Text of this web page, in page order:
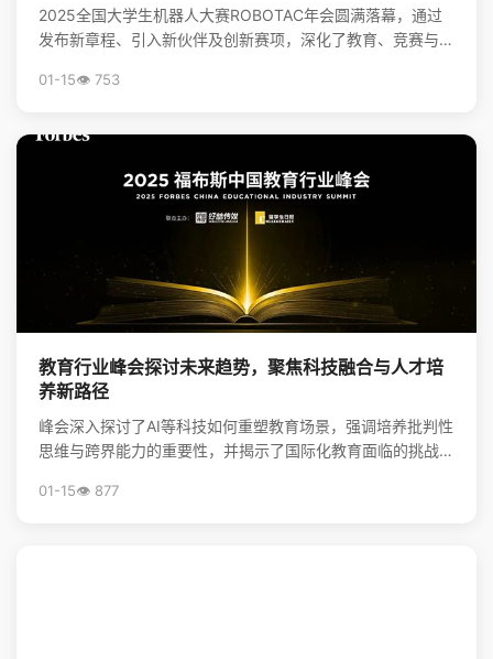
2025全国大学生机器人大赛ROBOTAC年会圆满落幕，通过
发布新章程、引入新伙伴及创新赛项，深化了教育、竞赛与产
01-15👁️ 753
教育行业峰会探讨未来趋势，聚焦科技融合与人才培
养新路径
峰会深入探讨了AI等科技如何重塑教育场景，强调培养批判性
思维与跨界能力的重要性，并揭示了国际化教育面临的挑战与
01-15👁️ 877